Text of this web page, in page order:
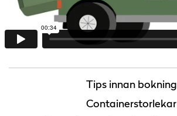
Tips innan bokning
Containerstorlekar